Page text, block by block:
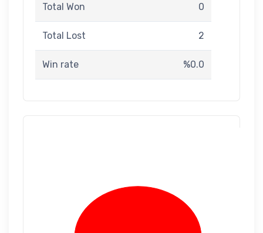
Total Won 0
Total Lost 2
Win rate %0.0